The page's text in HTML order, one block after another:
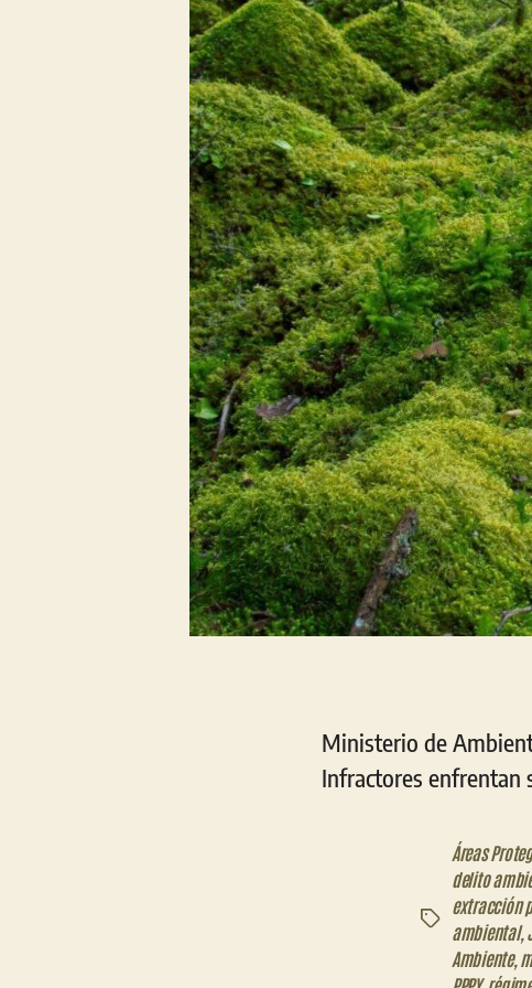
Ministerio de
Infractores enfrentan
Etiquetas
Áreas
delito
extracción
ambiental,
Ambiente,